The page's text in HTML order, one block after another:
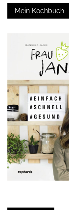
Mein Kochbuch